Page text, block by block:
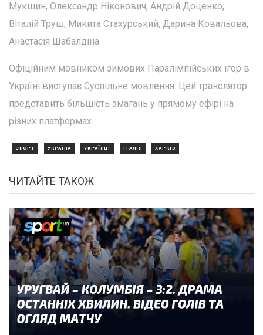
Мукшин, Олександр Ніконович, Андрій Доценко,
Віталій Труш, Микита Стахурський, Дарина Ковальова,
Анастасія Шабалдіна.
Офіційним мовником зимових Паралімпійських ігор в
Україні виступає Суспільне мовлення. Цей транслятор
представить більшість змагань у прямому ефірі на
різних платформах.
СПОРТ УКРАЇНА УКРАЇНЦІ ІТАЛІЯ ХАРКІВ
ЧИТАЙТЕ ТАКОЖ